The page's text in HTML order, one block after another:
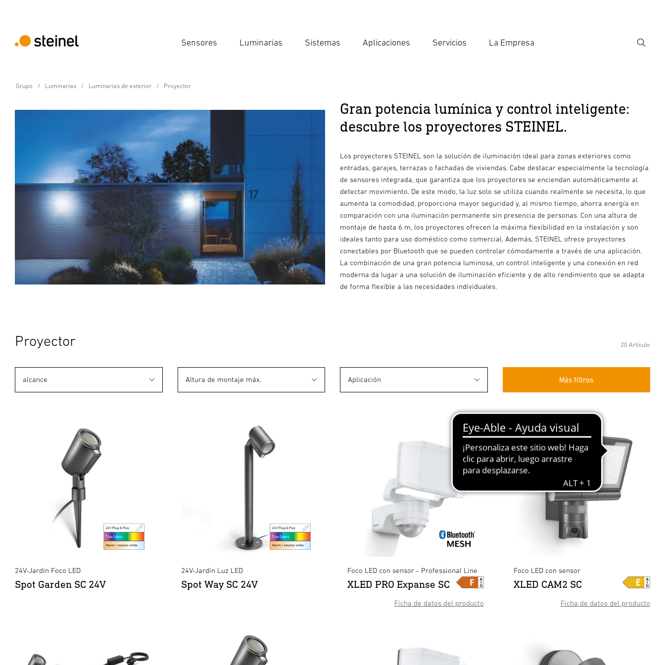
Sensores Luminarias Sistemas Aplicaciones Servicios La Empresa
Grupo Luminarias Luminarias de exterior Proyector
Gran potencia lumínica y control inteligente:
descubre los proyectores STEINEL.
Los proyectores STEINEL son la solución de iluminación ideal para zonas exteriores como
entradas, garajes, terrazas o fachadas de viviendas. Cabe destacar especialmente la tecnología
de sensores integrada, que garantiza que los proyectores se enciendan automáticamente al
detectar movimiento. De este modo, la luz solo se utiliza cuando realmente se necesita, lo que
aumenta la comodidad, proporciona mayor seguridad y, al mismo tiempo, ahorra energía en
comparación con una iluminación permanente sin presencia de personas. Con una altura de
montaje de hasta 6 m, los proyectores ofrecen la máxima flexibilidad en la instalación y son
ideales tanto para uso doméstico como comercial. Además, STEINEL ofrece proyectores
conectables por Bluetooth que se pueden controlar cómodamente a través de una aplicación.
La combinación de una gran potencia luminosa, un control inteligente y una conexión en red
moderna da lugar a una solución de iluminación eficiente y de alto rendimiento que se adapta
de forma flexible a las necesidades individuales.
Proyector 20 Artículo
Más filtros
alcance Altura de montaje máx. Aplicación
24V-Jardín Foco LED
Spot Garden SC 24V
24V-Jardín Luz LED
Spot Way SC 24V
Ficha de datos del producto
Foco LED con sensor - Professional Line
XLED PRO Expanse SC
Ficha de datos del producto
Foco LED con sensor
XLED CAM2 SC